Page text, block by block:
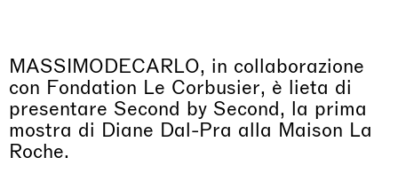
MASSIMODECARLO, in collaborazione
con Fondation Le Corbusier, è lieta di
presentare Second by Second, la prima
mostra di Diane Dal-Pra alla Maison La
Roche.